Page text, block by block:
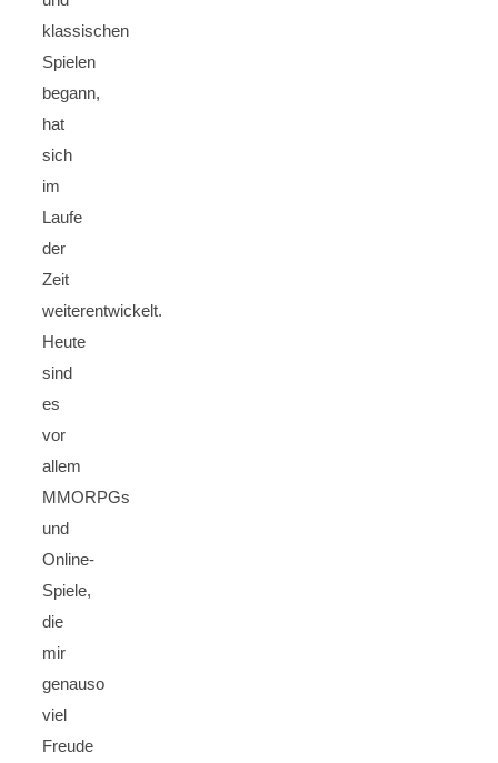
klassischen
Spielen
begann,
hat
sich
im
Laufe
der
Zeit
weiterentwickelt.
Heute
sind
es
vor
allem
MMORPGs
und
Online-
Spiele,
die
mir
genauso
viel
Freude